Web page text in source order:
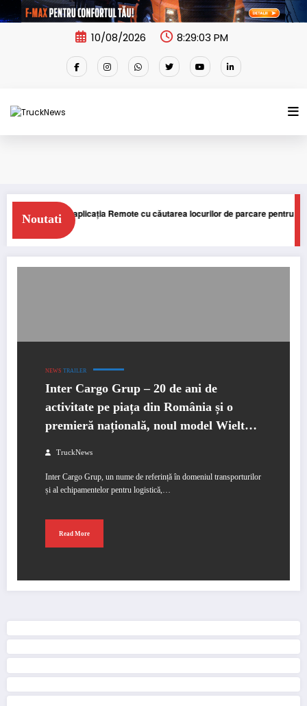
Skip
to
10/08/2026 8:29:03 PM
Noutati
extinde aplicația Remote cu căutarea locurilor de parcare pentru
NEWS TRAILER
Inter Cargo Grup – 20 de ani de
activitate pe piața din România și o
premieră națională, noul model Wielton
TruckNews
Inter Cargo Grup, un nume de referință în domeniul transporturilor
și al echipamentelor pentru logistică,…
Read More